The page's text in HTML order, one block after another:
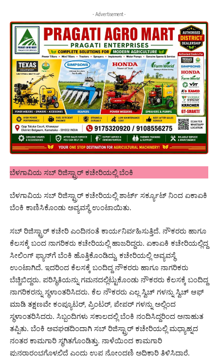
- Advertisement -
ಬೆಳಗಾವಿಯ ಸಬ್ ರಿಜಿಸ್ಟ್ರಾರ್ ಕಚೇರಿಯಲ್ಲಿ ಬೆಂಕಿ
ಬೆಳಗಾವಿಯ ಸಬ್ ರಿಜಿಸ್ಟ್ರಾರ್ ಕಚೇರಿಯಲ್ಲಿ ಶಾರ್ಟ್ ಸರ್ಕ್ಯೂಟ್ ನಿಂದ ಏಕಾಏಕಿ
ಬೆಂಕಿ ಕಾಣಿಸಿಕೊಂಡು ಅವ್ಯವಸ್ಥೆ ಉಂಟಾಯಿತು.
ಸಬ್ ರಿಜಿಸ್ಟ್ರಾರ್ ಕಚೇರಿ ಎಂದಿನಂತೆ ಕಾರ್ಯನಿರ್ವಹಿಸುತ್ತಿದೆ. ನೌಕರರು ಹಾಗೂ
ಕೆಲಸಕ್ಕೆ ಬಂದ ನಾಗರಿಕರು ಕಚೇರಿಯಲ್ಲಿ ಹಾಜರಿದ್ದರು. ಏಕಾಏಕಿ ಕಚೇರಿಯಲ್ಲಿದ್ದ
ಸೀಲಿಂಗ್ ಫ್ಯಾನ್‌ಗೆ ಬೆಂಕಿ ಹೊತ್ತಿಕೊಂಡಿದ್ದು, ಕಚೇರಿಯಲ್ಲಿ ಅವ್ಯವಸ್ಥೆ
ಉಂಟಾಗಿದೆ. ಇದರಿಂದ ಕೆಲಸಕ್ಕೆ ಬಂದಿದ್ದ ನೌಕರರು ಹಾಗೂ ನಾಗರಿಕರು
ಬೆಚ್ಚಿಬಿದ್ದರು. ಪರಿಸ್ಥಿತಿಯನ್ನು ಗಮನದಲ್ಲಿಟ್ಟುಕೊಂಡು ನೌಕರರು ಕೆಲಸಕ್ಕೆ ಬಂದಿದ್ದ
ನಾಗರಿಕರನ್ನು ಸ್ಥಳಾಂತರಿಸಿದರು. ಕೆಲ ನೌಕರರು ಎಲ್ಲ ಸ್ವಿಚ್ ಗಳನ್ನು ಸ್ವಿಚ್ ಆಫ್
ಮಾಡಿ ತಕ್ಷಣವೇ ಕಂಪ್ಯೂಟರ್, ಪ್ರಿಂಟರ್, ಪೇಪರ್ ಗಳನ್ನು ಅಲ್ಲಿಂದ
ಸ್ಥಳಾಂತರಿಸಿದರು. ಸಿಬ್ಬಂದಿಗಳು ಸಕಾಲದಲ್ಲಿ ಬೆಂಕಿ ನಂದಿಸಿದ್ದರಿಂದ ಅನಾಹುತ
ತಪ್ಪಿತು. ಬೆಂಕಿ ಅವಘಡದಿಂದಾಗಿ ಸಬ್ ರಿಜಿಸ್ಟ್ರಾರ್ ಕಚೇರಿಯಲ್ಲಿ ಮಧ್ಯಾಹ್ನದ
ನಂತರ ಕಾಮಗಾರಿ ಸ್ಥಗಿತಗೊಂಡಿತ್ತು. ನಾಳೆಯಿಂದ ಕಾಮಗಾರಿ
ಪುನರಾರಂಭಗೊಳ್ಳಲಿದೆ ಎಂದು ಉಪ ನೋಂದಣಿ ಅಧಿಕಾರಿ ತಿಳಿಸಿದ್ದಾರೆ.